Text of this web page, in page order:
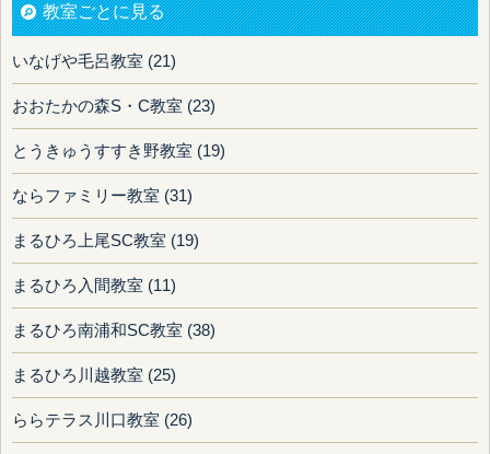
教室ごとに見る
いなげや毛呂教室 (21)
おおたかの森S・C教室 (23)
とうきゅうすすき野教室 (19)
ならファミリー教室 (31)
まるひろ上尾SC教室 (19)
まるひろ入間教室 (11)
まるひろ南浦和SC教室 (38)
まるひろ川越教室 (25)
ららテラス川口教室 (26)